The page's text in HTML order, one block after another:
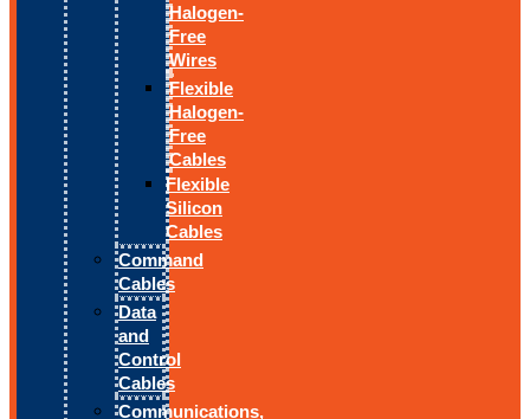
Halogen-
Free
Wires
Flexible
Halogen-
Free
Cables
Flexible
Silicon
Cables
Command
Cables
Data
and
Control
Cables
Communications,